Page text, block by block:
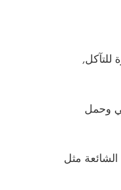
للتآكل,
وحمل
الشائعة مثل